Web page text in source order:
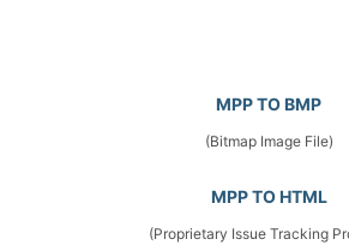
MPP TO BMP
(Bitmap Image File)
MPP TO HTML
(Proprietary Issue Tracking